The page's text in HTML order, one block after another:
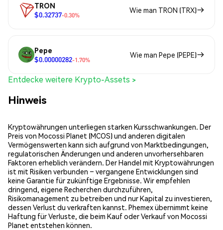
TRON
$0.32737-0.30%
Wie man TRON (TRX)
Pepe
$0.00000282-1.70%
Wie man Pepe (PEPE)
Entdecke weitere Krypto-Assets >
Hinweis
Kryptowährungen unterliegen starken Kursschwankungen. Der
Preis von Mocossi Planet (MCOS) und anderen digitalen
Vermögenswerten kann sich aufgrund von Marktbedingungen,
regulatorischen Änderungen und anderen unvorhersehbaren
Faktoren erheblich verändern. Der Handel mit Kryptowährungen
ist mit Risiken verbunden – vergangene Entwicklungen sind
keine Garantie für zukünftige Ergebnisse. Wir empfehlen
dringend, eigene Recherchen durchzuführen,
Risikomanagement zu betreiben und nur Kapital zu investieren,
dessen Verlust du verkraften kannst. Phemex übernimmt keine
Haftung für Verluste, die beim Kauf oder Verkauf von Mocossi
Planet entstehen können.